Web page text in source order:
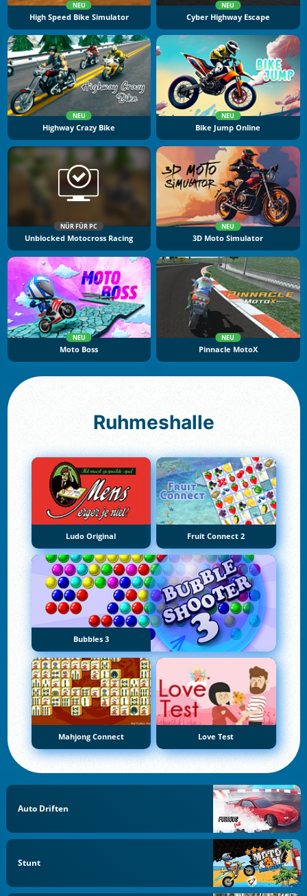
NEU
High Speed Bike Simulator
NEU
Cyber Highway Escape
NEU
Highway Crazy Bike
NEU
Bike Jump Online
NÜR FÜR PC
Unblocked Motocross Racing
NEU
3D Moto Simulator
NEU
Moto Boss
NEU
Pinnacle MotoX
Ruhmeshalle
Ludo Original Fruit Connect 2
Bubbles 3
Mahjong Connect Love Test
Auto Driften
Stunt